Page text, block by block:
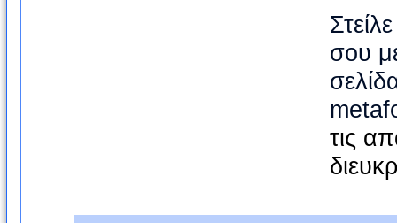
σου
τις